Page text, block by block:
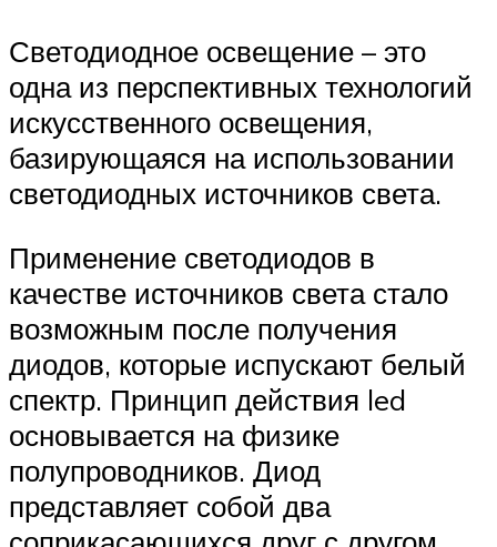
Светодиодное освещение – это
одна из перспективных технологий
искусственного освещения,
базирующаяся на использовании
светодиодных источников света.
Применение светодиодов в
качестве источников света стало
возможным после получения
диодов, которые испускают белый
спектр. Принцип действия led
основывается на физике
полупроводников. Диод
представляет собой два